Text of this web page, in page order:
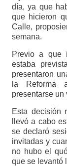
día, ya que
que hicieron
Calle,
semana.
Previo a que
estaba
presentaron
la Reforma
presentarse un
Esta decisión
llevó a cabo
se declaró
invitadas y
no hubo el
que se levantó